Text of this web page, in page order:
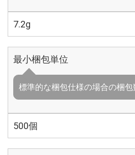
7.2g
最小梱包単位
標準的な梱包仕様の場合の梱包
500個